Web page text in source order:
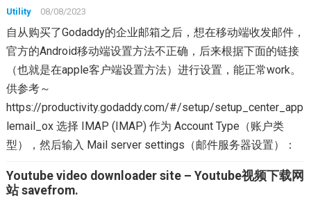
Utility 08/08/2023
自从购买了Godaddy的企业邮箱之后，想在移动端收发邮件，
官方的Android移动端设置方法不正确，后来根据下面的链接
（也就是在apple客户端设置方法）进行设置，能正常work。
供参考～
https://productivity.godaddy.com/#/setup/setup_center_app
lemail_ox 选择 IMAP (IMAP) 作为 Account Type（账户类
型），然后输入 Mail server settings（邮件服务器设置）：
Youtube video downloader site – Youtube视频下载网
站 savefrom.